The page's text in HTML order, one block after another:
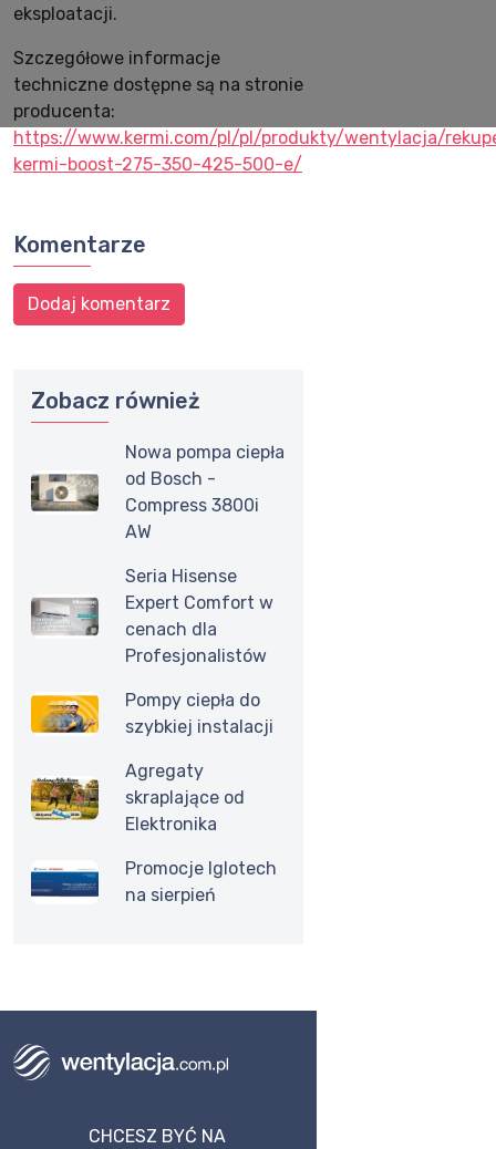
eksploatacji.
Szczegółowe informacje
techniczne dostępne są na stronie
producenta:
https://www.kermi.com/pl/pl/produkty/wentylacja/
kermi-boost-275-350-425-500-e/
Komentarze
Dodaj komentarz
Zobacz również
Nowa pompa ciepła
od Bosch -
Compress 3800i
AW
Seria Hisense
Expert Comfort w
cenach dla
Profesjonalistów
Pompy ciepła do
szybkiej instalacji
Agregaty
skraplające od
Elektronika
Promocje Iglotech
na sierpień
CHCESZ BYĆ NA